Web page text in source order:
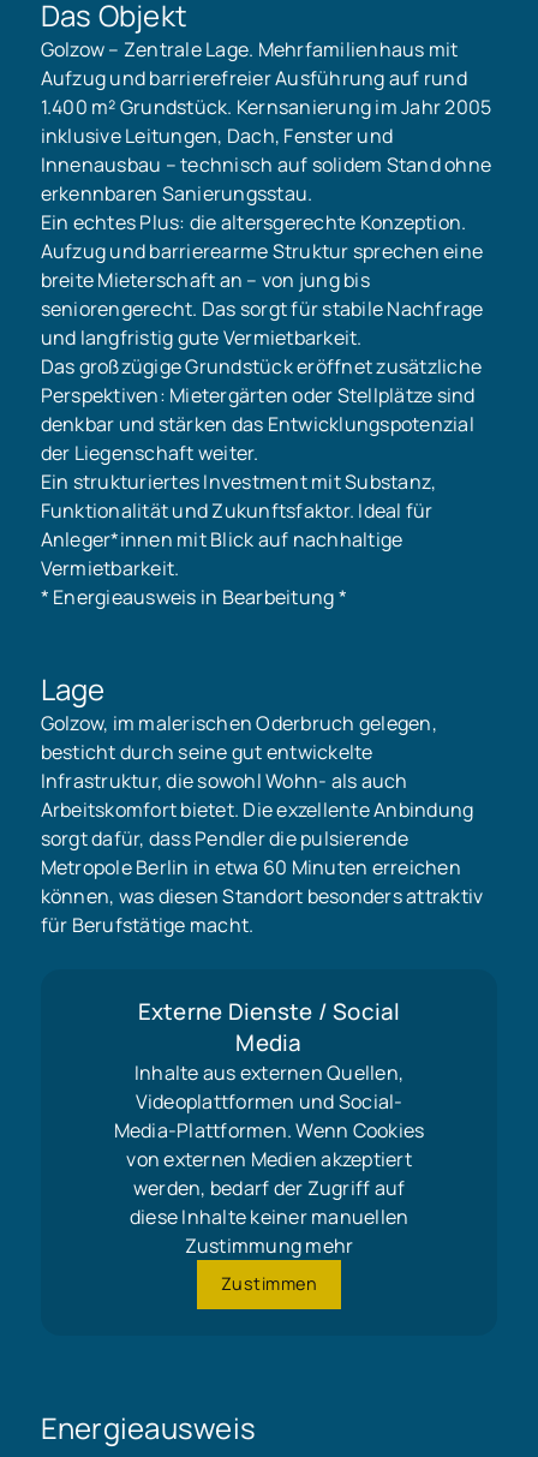
Das Objekt
Golzow – Zentrale Lage. Mehrfamilienhaus mit
Aufzug und barrierefreier Ausführung auf rund
1.400 m² Grundstück. Kernsanierung im Jahr 2005
inklusive Leitungen, Dach, Fenster und
Innenausbau – technisch auf solidem Stand ohne
erkennbaren Sanierungsstau.
Ein echtes Plus: die altersgerechte Konzeption.
Aufzug und barrierearme Struktur sprechen eine
breite Mieterschaft an – von jung bis
seniorengerecht. Das sorgt für stabile Nachfrage
und langfristig gute Vermietbarkeit.
Das großzügige Grundstück eröffnet zusätzliche
Perspektiven: Mietergärten oder Stellplätze sind
denkbar und stärken das Entwicklungspotenzial
der Liegenschaft weiter.
Ein strukturiertes Investment mit Substanz,
Funktionalität und Zukunftsfaktor. Ideal für
Anleger*innen mit Blick auf nachhaltige
Vermietbarkeit.
* Energieausweis in Bearbeitung *
Lage
Golzow, im malerischen Oderbruch gelegen,
besticht durch seine gut entwickelte
Infrastruktur, die sowohl Wohn- als auch
Arbeitskomfort bietet. Die exzellente Anbindung
sorgt dafür, dass Pendler die pulsierende
Metropole Berlin in etwa 60 Minuten erreichen
können, was diesen Standort besonders attraktiv
für Berufstätige macht.
Externe Dienste / Social
Media
Inhalte aus externen Quellen,
Videoplattformen und Social-
Media-Plattformen. Wenn Cookies
von externen Medien akzeptiert
werden, bedarf der Zugriff auf
diese Inhalte keiner manuellen
Zustimmung mehr
Zustimmen
Energieausweis